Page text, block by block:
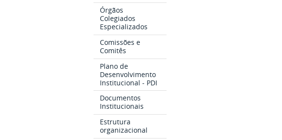
Órgãos
Colegiados
Especializados
Comissões e
Comitês
Plano de
Desenvolvimento
Institucional - PDI
Documentos
Institucionais
Estrutura
organizacional